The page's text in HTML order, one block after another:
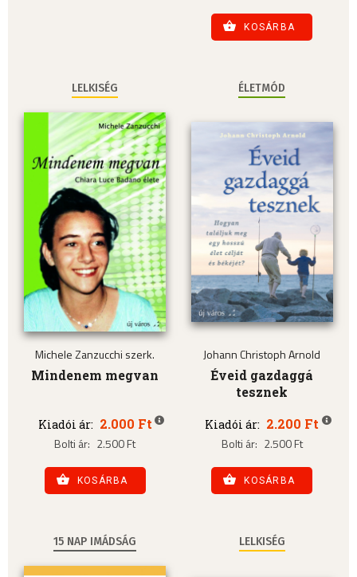
KOSÁRBA
LELKISÉG
Michele Zanzucchi szerk.
Mindenem megvan
Kiadói ár: 2.000 Ft
Bolti ár: 2.500 Ft
KOSÁRBA
ÉLETMÓD
Johann Christoph Arnold
Éveid gazdaggá
tesznek
Kiadói ár: 2.200 Ft
Bolti ár: 2.500 Ft
KOSÁRBA
15 NAP IMÁDSÁG LELKISÉG